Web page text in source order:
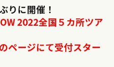
りに開催！
2022全国５カ所ツア
ページにて受付スター